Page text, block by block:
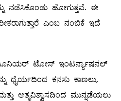
ನಡೆಸಿಕೊಂಡು ಹೋಗುತ್ತವೆ. ಈ
ಎಂಬ ನಂಬಿಕೆ ಇದೆ
ಟೋಸ್ ಇಂಟರ್ನ್ಯಾಷನಲ್
ಧೈರ್ಯದಿಂದ ಕನಸು ಕಾಣಲು,
ಆತ್ಮವಿಶ್ವಾಸದಿಂದ ಮುನ್ನಡೆಯಲು